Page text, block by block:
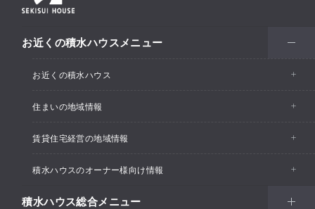
お近くの積水ハウスメニュー
お近くの積水ハウス
お近くの積水ハウストップ
住まいの地域情報
イベント情報
住宅展示場・ショールーム情報
賃貸住宅経営の地域情報
イベント情報
支店・事業所情報
積水ハウスのオーナー様向け情報
カスタマーズセンター
積水ハウス総合メニュー